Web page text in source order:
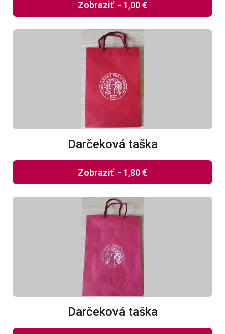
Zobraziť - 1,00 €
Darčeková taška
Zobraziť - 1,80 €
Darčeková taška